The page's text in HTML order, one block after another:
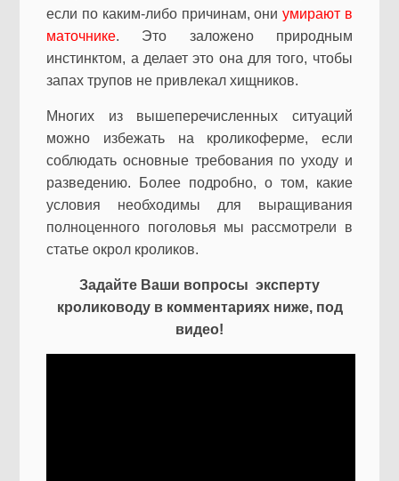
если по каким-либо причинам, они умирают в
маточнике. Это заложено природным
инстинктом, а делает это она для того, чтобы
запах трупов не привлекал хищников.
Многих из вышеперечисленных ситуаций
можно избежать на кроликоферме, если
соблюдать основные требования по уходу и
разведению. Более подробно, о том, какие
условия необходимы для выращивания
полноценного поголовья мы рассмотрели в
статье окрол кроликов.
Задайте Ваши вопросы эксперту
кролиководу в комментариях ниже, под
видео!